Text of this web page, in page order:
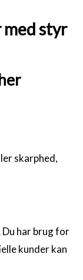
styr
skarphed,
Du har brug for
kunder kan